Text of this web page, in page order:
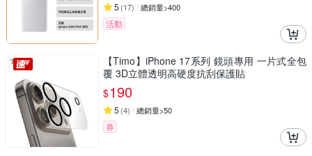
5 (17) 總銷量>400
活動
【Timo】iPhone 17系列 鏡頭專用 一片式全包
覆 3D立體透明高硬度抗刮保護貼
$190
5 (4) 總銷量>50
券